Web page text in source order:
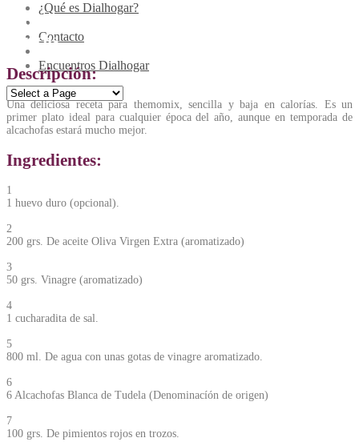
¿Qué es Dialhogar?
Contacto
Encuentros Dialhogar
Alcachofa blanca de Navarra al aroma de
cítricos
Descripción:
Una deliciosa receta para themomix, sencilla y baja en calorías. Es un
primer plato ideal para cualquier época del año, aunque en temporada de
alcachofas estará mucho mejor.
Ingredientes:
1
1 huevo duro (opcional).
2
200 grs. De aceite Oliva Virgen Extra (aromatizado)
3
50 grs. Vinagre (aromatizado)
4
1 cucharadita de sal.
5
800 ml. De agua con unas gotas de vinagre aromatizado.
6
6 Alcachofas Blanca de Tudela (Denominacíón de origen)
7
100 grs. De pimientos rojos en trozos.